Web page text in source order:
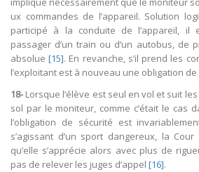
ux commandes de l’appareil. Solution
participé à la conduite de l’appareil, il
passager d’un train ou d’un autobus, de
absolue[15]. En revanche, s’il prend les
l’exploitant est à nouveau une obligation de
18-Lorsque l’élève est seul en vol et suit
sol par le moniteur, comme c’était le cas
l’obligation de sécurité est
s’agissant d’un sport dangereux, la
qu’elle s’apprécie alors avec plus de
pas de relever les juges d’appel [16].